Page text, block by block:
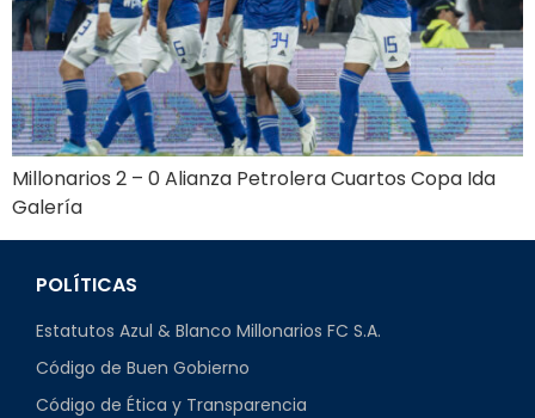
Millonarios 2 – 0 Alianza Petrolera Cuartos Copa Ida
Galería
POLÍTICAS
Estatutos Azul & Blanco Millonarios FC S.A.
Código de Buen Gobierno
Código de Ética y Transparencia